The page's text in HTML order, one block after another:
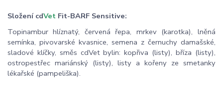
Složení cdVet Fit-BARF Sensitive:
Topinambur hlíznatý, červená řepa, mrkev (karotka), lněná
semínka, pivovarské kvasnice, semena z černuchy damašské,
sladové klíčky, směs cdVet bylin: kopřiva (listy), bříza (listy),
ostropestřec mariánský (listy), listy a kořeny ze smetanky
lékařské (pampeliška).